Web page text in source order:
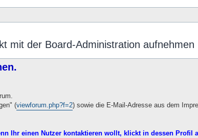
mit der Board-Administration aufnehmen
(viewforum.php?f=2) sowie die E-Mail-Adresse aus dem
Ihr einen Nutzer kontaktieren wollt, klickt in dessen Profil